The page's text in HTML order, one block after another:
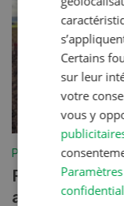
Production
Répartition
au sol
Certains
sur leur
votre
vous y